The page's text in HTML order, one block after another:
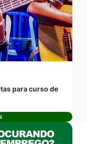
para curso de